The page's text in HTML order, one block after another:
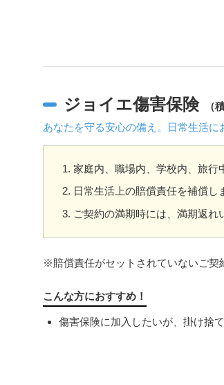
ジョイエ傷害保険
（
あなたを守る安心の備え。日常生活に
家庭内、職場内、学校内、旅行
日常生活上の賠償責任を補償し
ご契約の満期時には、満期返れ
※賠償責任がセットされていないご契
こんな方におすすめ！
傷害保険に加入したいが、掛け捨